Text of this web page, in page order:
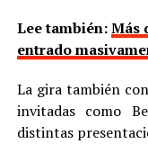
Lee también:Más
entrado
La gira también
invitadas como
distintas